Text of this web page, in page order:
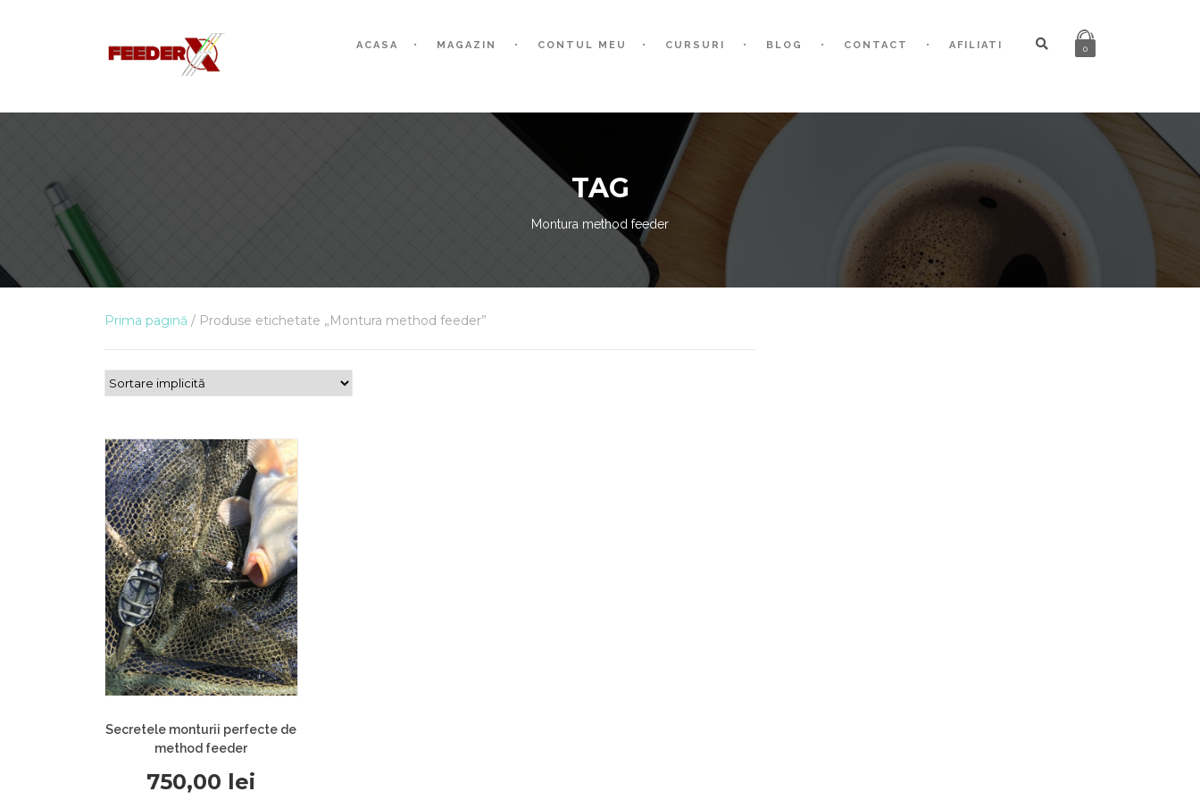
ACASA MAGAZIN CONTUL MEU CURSURI BLOG CONTACT AFILIATI 0
TAG
Montura method feeder
Prima pagină / Produse etichetate „Montura method feeder”
Secretele monturii perfecte de
method feeder
750,00 lei